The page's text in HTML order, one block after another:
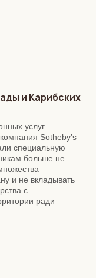
и Карибских
услуг
Sotheby’s
специальную
больше не
и не вкладывать
с
ради